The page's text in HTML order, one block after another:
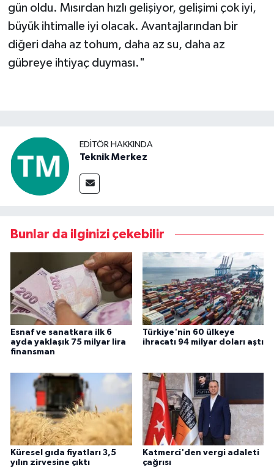
gün oldu. Mısırdan hızlı gelişiyor, gelişimi çok iyi,
büyük ihtimalle iyi olacak. Avantajlarından bir
diğeri daha az tohum, daha az su, daha az
gübreye ihtiyaç duyması."
EDITÖR HAKKINDA
Teknik Merkez
Bunlar da ilginizi çekebilir
Esnaf ve sanatkara ilk 6
ayda yaklaşık 75 milyar lira
finansman
Türkiye'nin 60 ülkeye
ihracatı 94 milyar doları aştı
Küresel gıda fiyatları 3,5
yılın zirvesine çıktı
Katmerci'den vergi adaleti
çağrısı